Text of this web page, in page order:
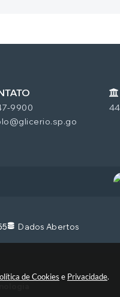
de Cookies e Privacidade.
9900
Dados Abertos